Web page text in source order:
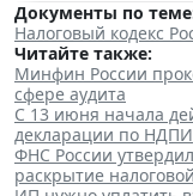
Документы по
Налоговый кодекс
Читайте также:
Минфин России
сфере аудита
С 13 июня начала
декларации по НДПИ
ФНС России
раскрытие